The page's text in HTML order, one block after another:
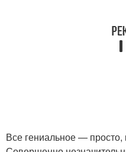
Все гениальное — просто,